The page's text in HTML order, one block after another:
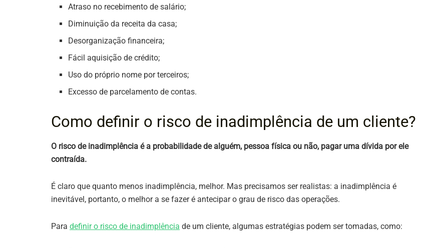
Atraso no recebimento de salário;
Diminuição da receita da casa;
Desorganização financeira;
Fácil aquisição de crédito;
Uso do próprio nome por terceiros;
Excesso de parcelamento de contas.
Como definir o risco de inadimplência de um cliente?
O risco de inadimplência é a probabilidade de alguém, pessoa física ou não, pagar uma dívida por ele
contraída.
É claro que quanto menos inadimplência, melhor. Mas precisamos ser realistas: a inadimplência é
inevitável, portanto, o melhor a se fazer é antecipar o grau de risco das operações.
Para definir o risco de inadimplência de um cliente, algumas estratégias podem ser tomadas, como: